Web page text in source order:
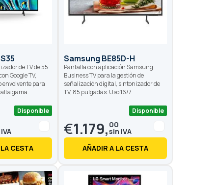
de TV de 55
Google TV,
envolvente para
gama.
Disponible
CESTA
Samsung BE85D-H
Pantalla con aplicación Samsung
Business TV para la gestión de
señalización digital, sintonizador de
TV, 85 pulgadas. Uso 16/7.
Disponible
€1.179,00
AÑADIR A LA CESTA